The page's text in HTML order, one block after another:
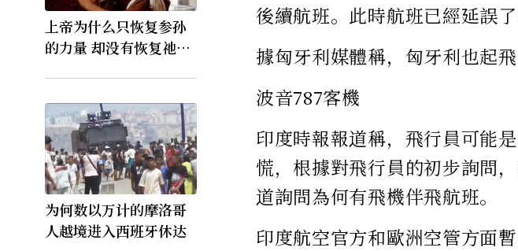
上帝为什么只恢复参孙
的力量 却没有恢复祂的
为何数以万计的摩洛哥
人越境进入西班牙休达
後續航班。此時航班已經延誤了
據匈牙利媒體稱，匈牙利也起
波音787客機
印度時報報道稱，飛行員可能
慌，根據對飛行員的初步詢問
道詢問為何有飛機伴飛航班。
印度航空官方和歐洲空管方面